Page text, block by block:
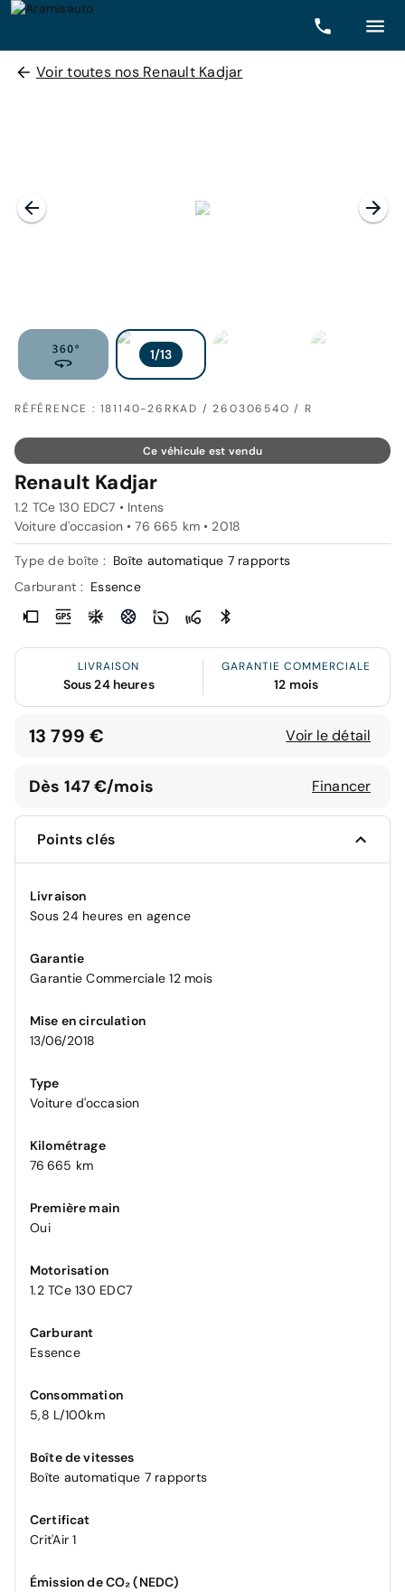
Voir toutes nos Renault Kadjar
RÉFÉRENCE : 181140-26RKAD / 26030654O / R
Ce véhicule est vendu
Renault Kadjar
1.2 TCe 130 EDC7 • Intens
Voiture d'occasion • 76 665 km • 2018
Type de boîte : Boîte automatique 7 rapports
Carburant : Essence
LIVRAISON
Sous 24 heures
GARANTIE COMMERCIALE
12 mois
13 799 € Voir le détail
Dès 147 €/mois Financer
Points clés
Livraison
Sous 24 heures en agence
Garantie
Garantie Commerciale 12 mois
Mise en circulation
13/06/2018
Type
Voiture d'occasion
Kilométrage
76 665 km
Première main
Oui
Motorisation
1.2 TCe 130 EDC7
Carburant
Essence
Consommation
5,8 L/100km
Boîte de vitesses
Boîte automatique 7 rapports
Certificat
Crit'Air 1
Émission de CO₂ (NEDC)